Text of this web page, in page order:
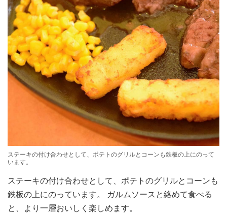
ステーキの付け合わせとして、ポテトのグリルとコーンも鉄板の上にのって
います。
ステーキの付け合わせとして、ポテトのグリルとコーンも
鉄板の上にのっています。 ガルムソースと絡めて食べる
と、より一層おいしく楽しめます。